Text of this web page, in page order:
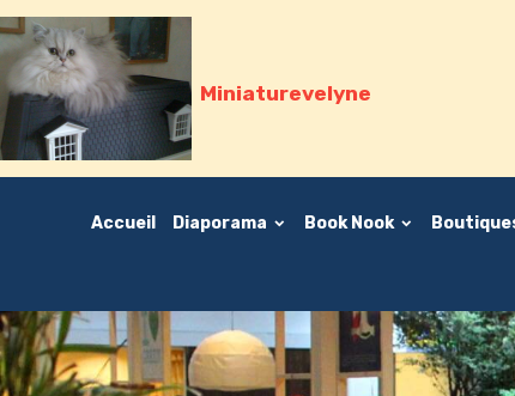
Miniaturevelyne
Accueil Diaporama Book Nook